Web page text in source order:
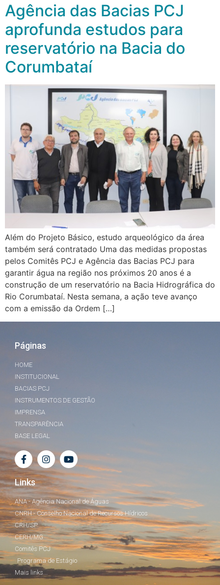
Agência das Bacias PCJ
aprofunda estudos para
reservatório na Bacia do
Corumbataí
Além do Projeto Básico, estudo arqueológico da área
também será contratado Uma das medidas propostas
pelos Comitês PCJ e Agência das Bacias PCJ para
garantir água na região nos próximos 20 anos é a
construção de um reservatório na Bacia Hidrográfica do
Rio Corumbataí. Nesta semana, a ação teve avanço
com a emissão da Ordem […]
Páginas
HOME
INSTITUCIONAL
BACIAS PCJ
INSTRUMENTOS DE GESTÃO
IMPRENSA
TRANSPARÊNCIA
BASE LEGAL
Links
ANA - Agência Nacional de Águas
CNRH - Conselho Nacional de Recursos Hídricos
CRH/SP
CERH/MG
Comitês PCJ
Programa de Estágio
Mais links...